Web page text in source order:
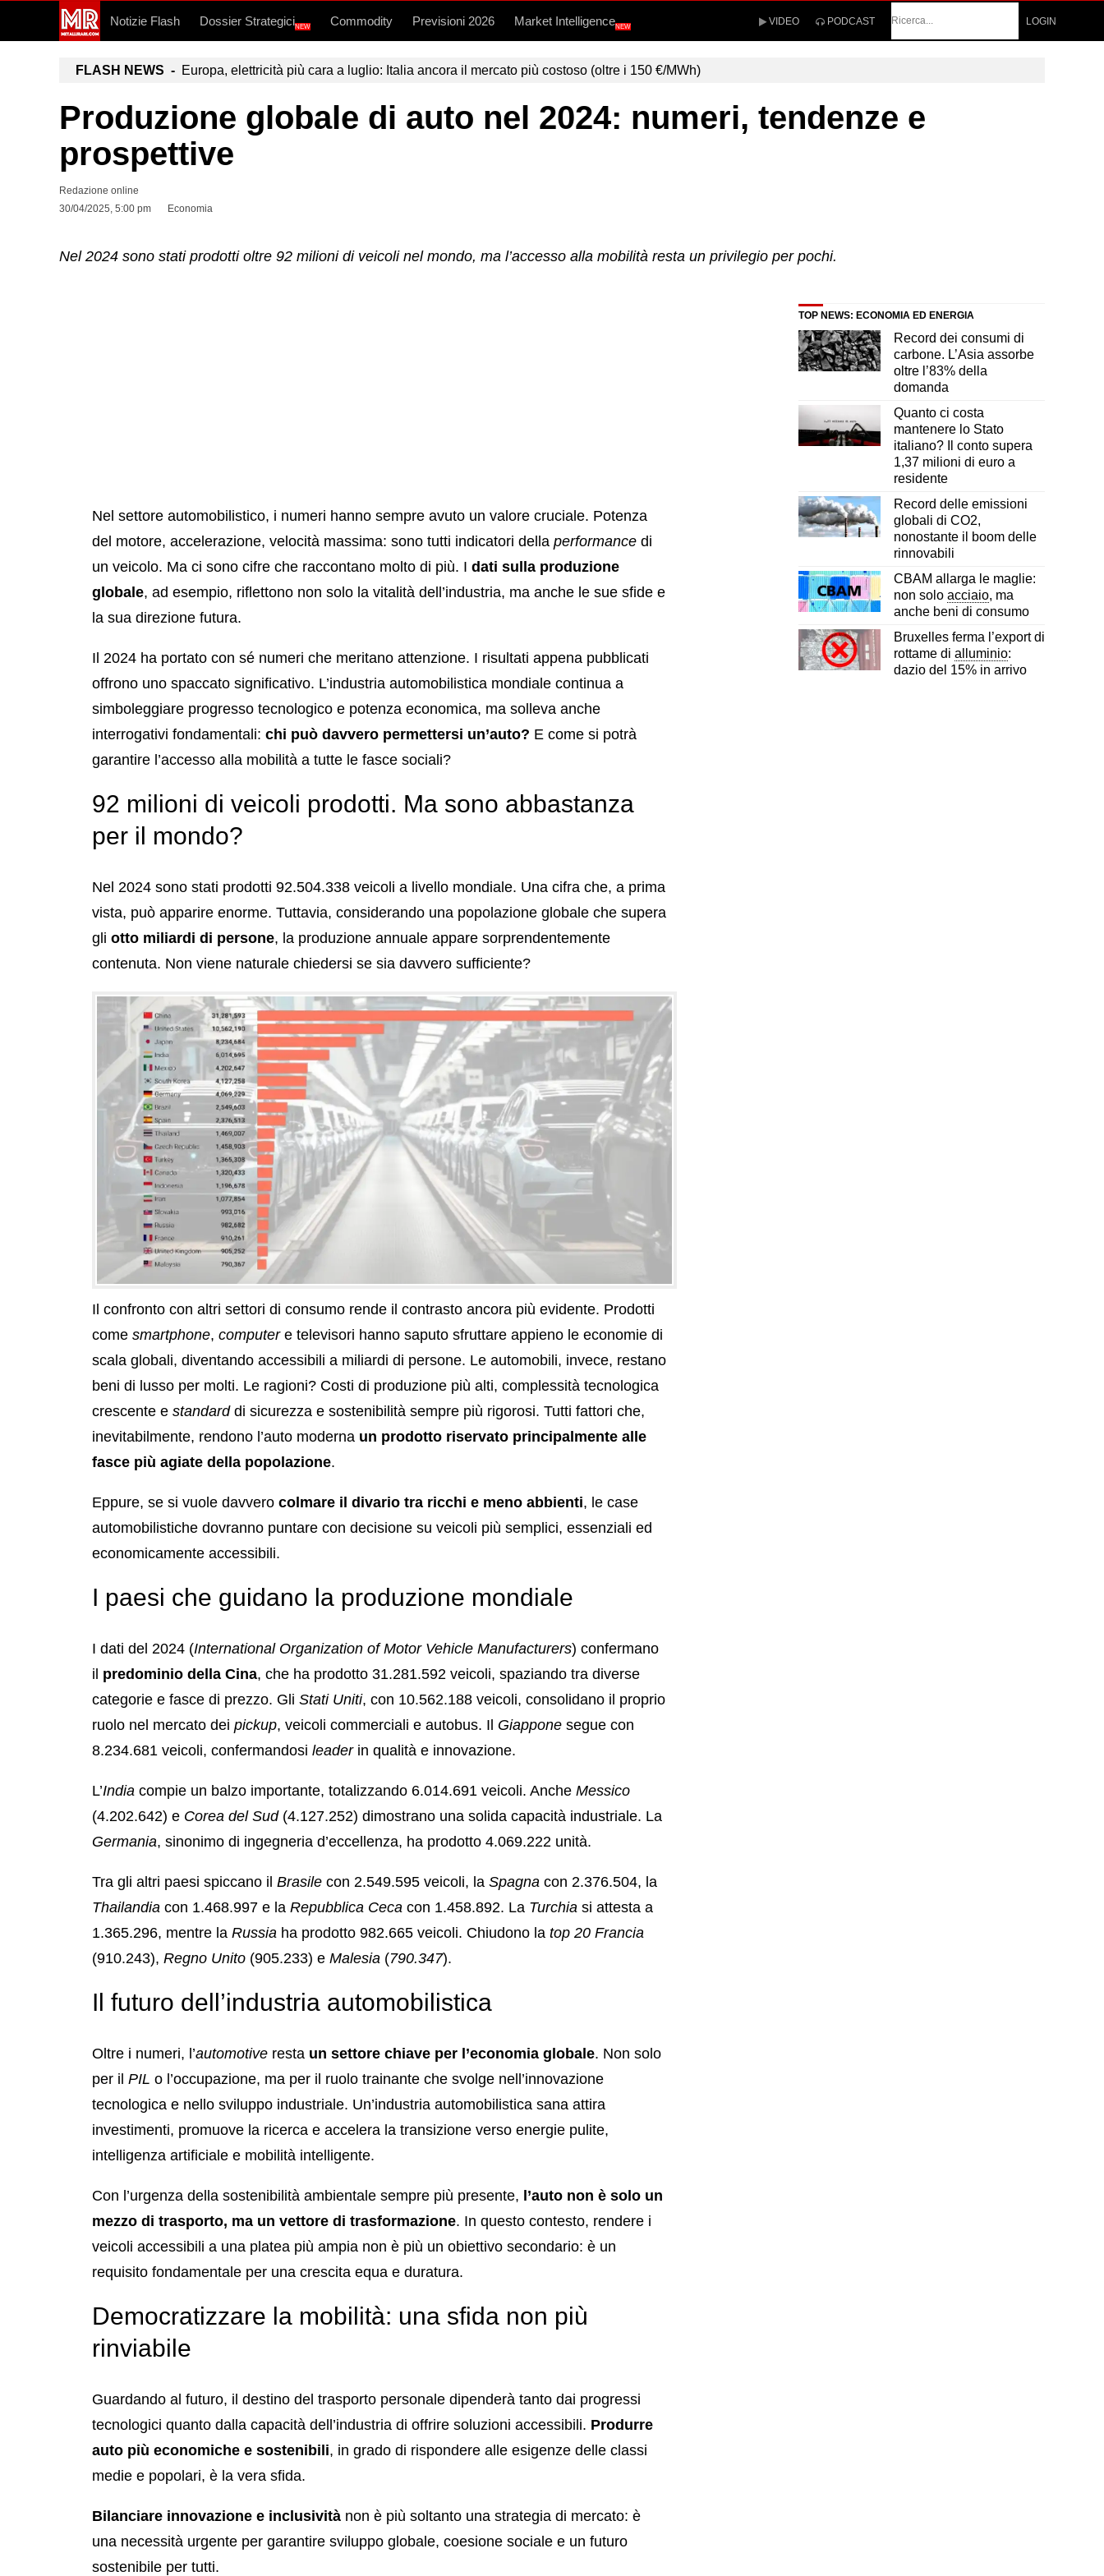
Notizie Flash Dossier StrategiciNEW Commodity Previsioni 2026 Market IntelligenceNEW VIDEO PODCAST
LOGIN
FLASH NEWS - Europa, elettricità più cara a luglio: Italia ancora il mercato più costoso (oltre i 150 €/MWh)
Produzione globale di auto nel 2024: numeri, tendenze e
prospettive
Redazione online
30/04/2025, 5:00 pm
Economia
Nel 2024 sono stati prodotti oltre 92 milioni di veicoli nel mondo, ma l’accesso alla mobilità resta un privilegio per pochi.
Nel settore automobilistico, i numeri hanno sempre avuto un valore cruciale. Potenza
del motore, accelerazione, velocità massima: sono tutti indicatori della performance di
un veicolo. Ma ci sono cifre che raccontano molto di più. I dati sulla produzione
globale, ad esempio, riflettono non solo la vitalità dell’industria, ma anche le sue sfide e
la sua direzione futura.
Il 2024 ha portato con sé numeri che meritano attenzione. I risultati appena pubblicati
offrono uno spaccato significativo. L’industria automobilistica mondiale continua a
simboleggiare progresso tecnologico e potenza economica, ma solleva anche
interrogativi fondamentali: chi può davvero permettersi un’auto? E come si potrà
garantire l’accesso alla mobilità a tutte le fasce sociali?
92 milioni di veicoli prodotti. Ma sono abbastanza
per il mondo?
Nel 2024 sono stati prodotti 92.504.338 veicoli a livello mondiale. Una cifra che, a prima
vista, può apparire enorme. Tuttavia, considerando una popolazione globale che supera
gli otto miliardi di persone, la produzione annuale appare sorprendentemente
contenuta. Non viene naturale chiedersi se sia davvero sufficiente?
Il confronto con altri settori di consumo rende il contrasto ancora più evidente. Prodotti
come smartphone, computer e televisori hanno saputo sfruttare appieno le economie di
scala globali, diventando accessibili a miliardi di persone. Le automobili, invece, restano
beni di lusso per molti. Le ragioni? Costi di produzione più alti, complessità tecnologica
crescente e standard di sicurezza e sostenibilità sempre più rigorosi. Tutti fattori che,
inevitabilmente, rendono l’auto moderna un prodotto riservato principalmente alle
fasce più agiate della popolazione.
Eppure, se si vuole davvero colmare il divario tra ricchi e meno abbienti, le case
automobilistiche dovranno puntare con decisione su veicoli più semplici, essenziali ed
economicamente accessibili.
I paesi che guidano la produzione mondiale
I dati del 2024 (International Organization of Motor Vehicle Manufacturers) confermano
il predominio della Cina, che ha prodotto 31.281.592 veicoli, spaziando tra diverse
categorie e fasce di prezzo. Gli Stati Uniti, con 10.562.188 veicoli, consolidano il proprio
ruolo nel mercato dei pickup, veicoli commerciali e autobus. Il Giappone segue con
8.234.681 veicoli, confermandosi leader in qualità e innovazione.
L’India compie un balzo importante, totalizzando 6.014.691 veicoli. Anche Messico
(4.202.642) e Corea del Sud(4.127.252) dimostrano una solida capacità industriale. La
Germania, sinonimo di ingegneria d’eccellenza, ha prodotto 4.069.222 unità.
Tra gli altri paesi spiccano il Brasile con 2.549.595 veicoli, la Spagna con 2.376.504, la
Thailandia con 1.468.997 e la Repubblica Ceca con 1.458.892. La Turchia si attesta a
1.365.296, mentre la Russia ha prodotto 982.665 veicoli. Chiudono la top 20 Francia
(910.243), Regno Unito (905.233) e Malesia (790.347).
Il futuro dell’industria automobilistica
Oltre i numeri, l’automotive resta un settore chiave per l’economia globale. Non solo
per il PIL o l’occupazione, ma per il ruolo trainante che svolge nell’innovazione
tecnologica e nello sviluppo industriale. Un’industria automobilistica sana attira
investimenti, promuove la ricerca e accelera la transizione verso energie pulite,
intelligenza artificiale e mobilità intelligente.
Con l’urgenza della sostenibilità ambientale sempre più presente, l’auto non è solo un
mezzo di trasporto, ma un vettore di trasformazione. In questo contesto, rendere i
veicoli accessibili a una platea più ampia non è più un obiettivo secondario: è un
requisito fondamentale per una crescita equa e duratura.
Democratizzare la mobilità: una sfida non più
rinviabile
Guardando al futuro, il destino del trasporto personale dipenderà tanto dai progressi
tecnologici quanto dalla capacità dell’industria di offrire soluzioni accessibili. Produrre
auto più economiche e sostenibili, in grado di rispondere alle esigenze delle classi
medie e popolari, è la vera sfida.
Bilanciare innovazione e inclusività non è più soltanto una strategia di mercato: è
una necessità urgente per garantire sviluppo globale, coesione sociale e un futuro
sostenibile per tutti.
TOP NEWS: ECONOMIA ED ENERGIA
Record dei consumi di
carbone. L’Asia assorbe
oltre l’83% della
domanda
Quanto ci costa
mantenere lo Stato
italiano? Il conto supera
1,37 milioni di euro a
residente
Record delle emissioni
globali di CO2,
nonostante il boom delle
rinnovabili
CBAM allarga le maglie:
non solo acciaio, ma
anche beni di consumo
Bruxelles ferma l’export di
rottame di alluminio:
dazio del 15% in arrivo